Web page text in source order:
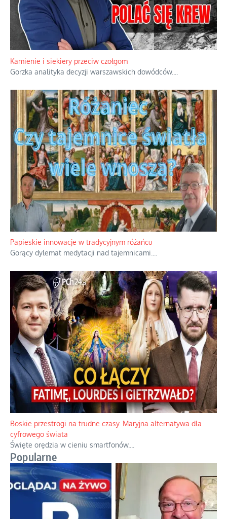
Familijny spór o biskupie sakry
Rodzinna polemika wokół sakr w Écône.
Kamienie i siekiery przeciw czołgom
Gorzka analityka decyzji warszawskich dowódców.
Papieskie innowacje w tradycyjnym różańcu
Gorący dylemat medytacji nad tajemnicami....